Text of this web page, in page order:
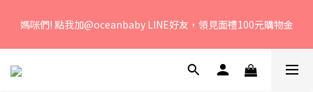
間：周一至周五 早上9點 至 下午6點。
媽咪們! 點我加@oceanbaby LINE好友，領見面禮100元購物金
若您有任何問題、歡迎聯絡客服專線：04-2382-6878，服務時